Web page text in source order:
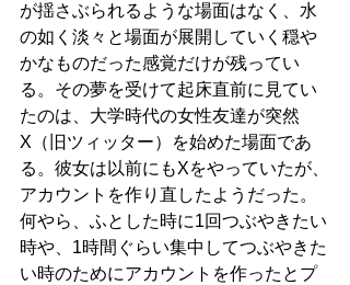
が揺さぶられるような場面はなく、水
の如く淡々と場面が展開していく穏や
かなものだった感覚だけが残ってい
る。その夢を受けて起床直前に見てい
たのは、大学時代の女性友達が突然
X（旧ツィッター）を始めた場面であ
る。彼女は以前にもXをやっていたが、
アカウントを作り直したようだった。
何やら、ふとした時に1回つぶやきたい
時や、1時間ぐらい集中してつぶやきた
い時のためにアカウントを作ったとプ